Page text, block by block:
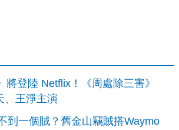
將登陸 Netflix！《周處除三害》
、王淨主演
到一個賊？舊金山竊賊搭Waymo